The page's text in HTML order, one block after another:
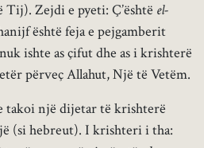
Zejdi e pyeti: Ç’është el-
është feja e pejgamberit
ishte as çifut dhe as i krishterë
përveç Allahut, Një të Vetëm.
takoi një dijetar të krishterë
(si hebreut). I krishteri i tha: